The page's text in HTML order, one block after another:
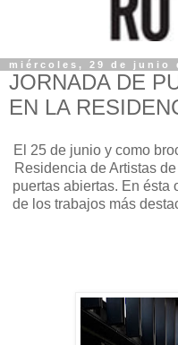
miércoles, 29 de junio
JORNADA DE
EN LA
El 25 de junio y como
Residencia de Artistas
puertas abiertas. En ésta
de los trabajos más